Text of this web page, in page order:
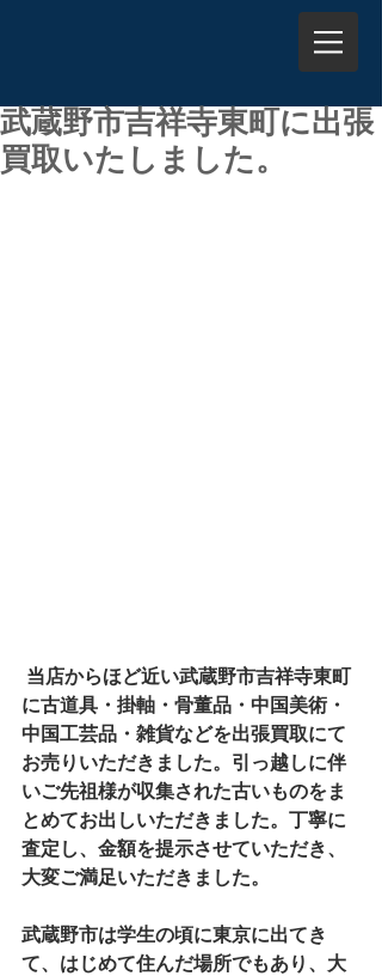
武蔵野市吉祥寺東町に出張
買取いたしました。
に古道具・掛軸・骨董品・中国美術・
中国工芸品・雑貨などを出張買取にて
お売りいただきました。引っ越しに伴
いご先祖様が収集された古いものをま
とめてお出しいただきました。丁寧に
査定し、金額を提示させていただき、
大変ご満足いただきました。
武蔵野市は学生の頃に東京に出てき
て、はじめて住んだ場所でもあり、大